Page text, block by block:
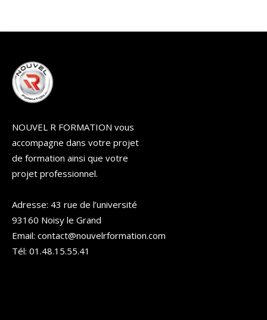
NOUVEL R FORMATION vous
accompagne dans votre projet
de formation ainsi que votre
projet professionnel.
Adresse: 43 rue de l’université
93160 Noisy le Grand
Email: contact@nouvelrformation.com
Tél: 01.48.15.55.41